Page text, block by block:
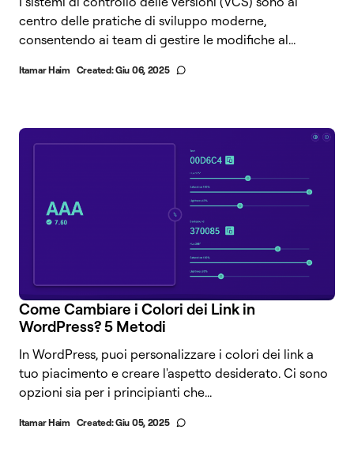
centro delle pratiche di sviluppo moderne,
consentendo ai team di gestire le modifiche al...
Itamar Haim Created:Giu 06, 2025
Come Cambiare i Colori dei Link in
WordPress? 5 Metodi
In WordPress, puoi personalizzare i colori dei link a
tuo piacimento e creare l'aspetto desiderato. Ci sono
opzioni sia per i principianti che...
Itamar Haim Created:Giu 05, 2025